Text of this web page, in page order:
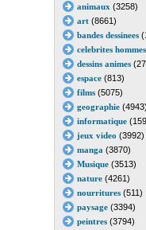
animaux (3258)
art(8661)
bandes dessinees
celebrites hommes
dessins animes
espace(813)
films(5075)
geographie(4943)
informatique
jeux video (3992)
manga (3870)
Musique(3513)
nature(4261)
nourritures(511)
paysage(3394)
peintres(3794)